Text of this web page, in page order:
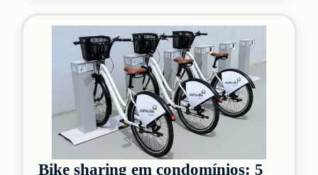
Bike sharing em condomínios: 5